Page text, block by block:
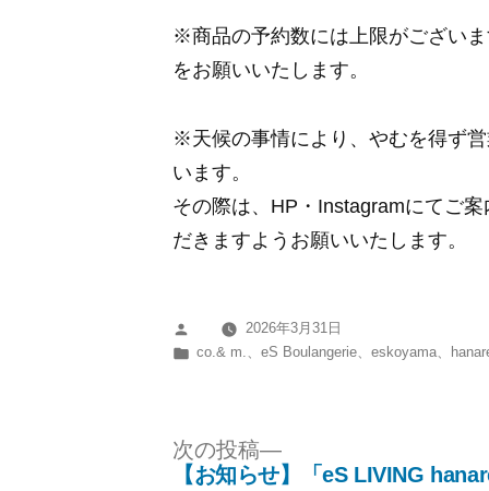
※商品の予約数には上限がござい
をお願いいたします。
※天候の事情により、やむを得ず
います。
その際は、HP・Instagramにてご
だきますようお願いいたします。
稿
2026年3月31日
カ
ー:
co.& m.、eS Boulangerie、eskoyama、
次の投稿
次
の
【お知らせ】「eS LIVING